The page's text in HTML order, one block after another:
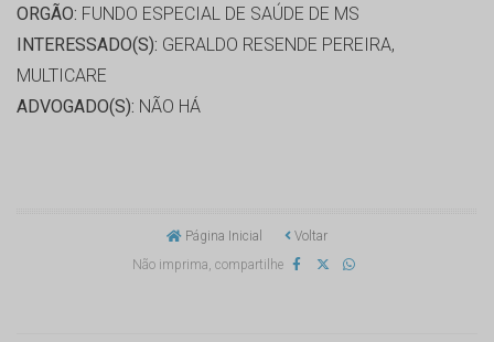
ORGÃO: FUNDO ESPECIAL DE SAÚDE DE MS
INTERESSADO(S): GERALDO RESENDE PEREIRA,
MULTICARE
ADVOGADO(S): NÃO HÁ
Página Inicial
Voltar
Não imprima, compartilhe